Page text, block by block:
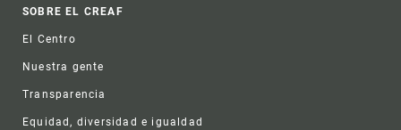
Footer
SOBRE EL CREAF
El Centro
Nuestra gente
Transparencia
Equidad, diversidad e igualdad